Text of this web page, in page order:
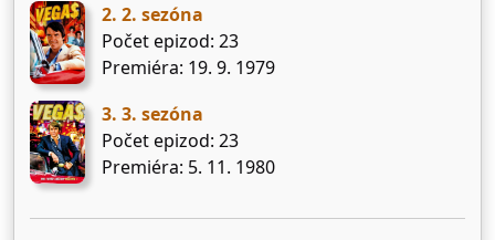
2. 2. sezóna
Počet epizod: 23
Premiéra: 19. 9. 1979
3. 3. sezóna
Počet epizod: 23
Premiéra: 5. 11. 1980